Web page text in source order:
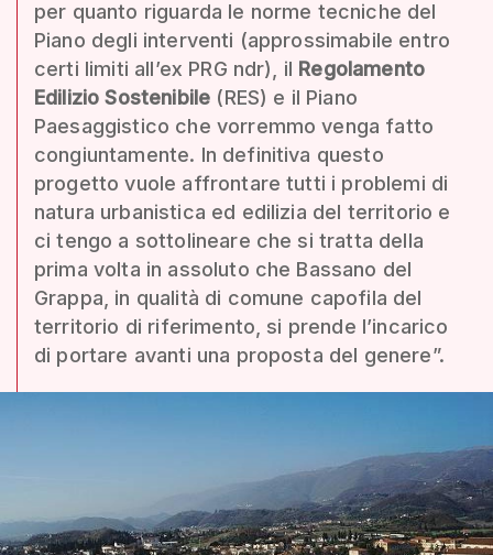
per quanto riguarda le norme tecniche del
Piano degli interventi (approssimabile entro
certi limiti all’ex PRG ndr), il Regolamento
Edilizio Sostenibile (RES) e il Piano
Paesaggistico che vorremmo venga fatto
congiuntamente. In definitiva questo
progetto vuole affrontare tutti i problemi di
natura urbanistica ed edilizia del territorio e
ci tengo a sottolineare che si tratta della
prima volta in assoluto che Bassano del
Grappa, in qualità di comune capofila del
territorio di riferimento, si prende l’incarico
di portare avanti una proposta del genere”.